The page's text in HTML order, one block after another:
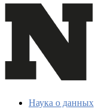
Наука о данных